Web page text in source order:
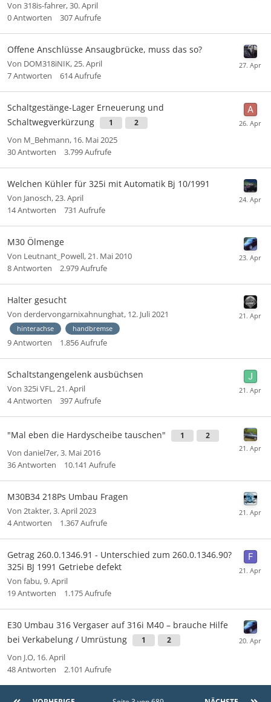
Von 318is-fahrer,30. April
0Antworten 307Aufrufe
Offene Anschlüsse Ansaugbrücke, muss das so?
Von DOM318iNIK, 25. April
7Antworten 614Aufrufe
Schaltgestänge-Lager Erneuerung und
Schaltwegverkürzung
1 2
Von M_Behmann, 16. Mai 2025
30Antworten 3.799Aufrufe
Welchen Kühler für 325i mit Automatik Bj 10/1991
Von Janosch, 23. April
14Antworten 731 Aufrufe
M30 Ölmenge
Von Leutnant_Powell, 21. Mai 2010
8Antworten 2.979Aufrufe
Halter gesucht
Von derdervongarnixahnunghat, 12. Juli 2021
hinterachse handbremse
9Antworten 1.856Aufrufe
Schaltstangengelenk ausbüchsen
Von 325i VFL,21. April
4Antworten 397Aufrufe
"Mal eben die Hardyscheibe tauschen" 1 2
Von daniel7er,3. Mai 2016
36Antworten 10.141 Aufrufe
M30B34 218Ps Umbau Fragen
Von 2takter,3. April 2023
4Antworten 1.367Aufrufe
Getrag 260.0.1346.91 - Unterschied zum 260.0.1346.90?
325i BJ 1991 Getriebe defekt
Von fabu,9. April
19Antworten 1.175Aufrufe
E30 Umbau 316 Vergaser auf 316i M40 – brauche Hilfe
bei Verkabelung / Umrüstung
1 2
Von J.O, 16. April
48Antworten 2.101 Aufrufe